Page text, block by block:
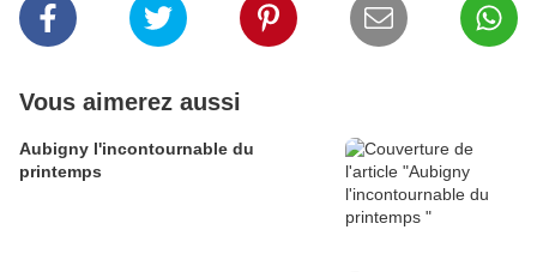
Vous aimerez aussi
Aubigny l'incontournable du
printemps